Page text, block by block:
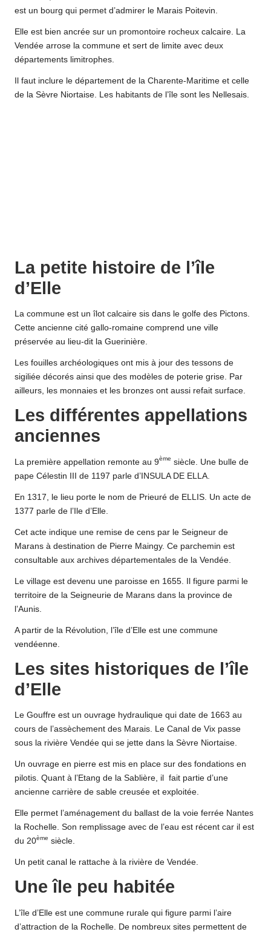
est un bourg qui permet d’admirer le Marais Poitevin.
Elle est bien ancrée sur un promontoire rocheux calcaire. La
Vendée arrose la commune et sert de limite avec deux
départements limitrophes.
Il faut inclure le département de la Charente-Maritime et celle
de la Sèvre Niortaise. Les habitants de l’île sont les Nellesais.
La petite histoire de l’île
d’Elle
La commune est un îlot calcaire sis dans le golfe des Pictons.
Cette ancienne cité gallo-romaine comprend une ville
préservée au lieu-dit la Guerinière.
Les fouilles archéologiques ont mis à jour des tessons de
sigiliée décorés ainsi que des modèles de poterie grise. Par
ailleurs, les monnaies et les bronzes ont aussi refait surface.
Les différentes appellations
anciennes
La première appellation remonte au 9ème siècle. Une bulle de
pape Célestin III de 1197 parle d’INSULA DE ELLA.
En 1317, le lieu porte le nom de Prieuré de ELLIS. Un acte de
1377 parle de l’Ile d’Elle.
Cet acte indique une remise de cens par le Seigneur de
Marans à destination de Pierre Maingy. Ce parchemin est
consultable aux archives départementales de la Vendée.
Le village est devenu une paroisse en 1655. Il figure parmi le
territoire de la Seigneurie de Marans dans la province de
l’Aunis.
A partir de la Révolution, l’île d’Elle est une commune
vendéenne.
Les sites historiques de l’île
d’Elle
Le Gouffre est un ouvrage hydraulique qui date de 1663 au
cours de l’assèchement des Marais. Le Canal de Vix passe
sous la rivière Vendée qui se jette dans la Sèvre Niortaise.
Un ouvrage en pierre est mis en place sur des fondations en
pilotis. Quant à l’Etang de la Sablière, il fait partie d’une
ancienne carrière de sable creusée et exploitée.
Elle permet l’aménagement du ballast de la voie ferrée Nantes
la Rochelle. Son remplissage avec de l’eau est récent car il est
du 20ème siècle.
Un petit canal le rattache à la rivière de Vendée.
Une île peu habitée
L’île d’Elle est une commune rurale qui figure parmi l’aire
d’attraction de la Rochelle. De nombreux sites permettent de